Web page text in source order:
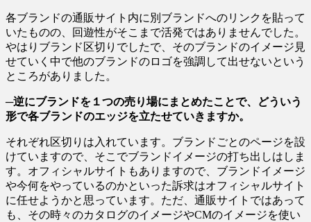
各ブランドの通販サイト内に別ブランドへのリンクを貼って
いたものの、回遊性がそこまで活発ではありませんでした。
やはりブランド区切りでしたで、そのブランドのイメージ見
せていく中で他のブランドのロゴを強調して出せないという
ところがありました。
─逆にブランドを１つの売り場にまとめたことで、どういう
形で各ブランドのエッジを立たせていきますか。
それぞれ区切りは入れています。ブランドごとのページを設
けていますので、そこでブランドイメージの打ち出しはしま
す。オフィシャルサイトもありますので、ブランドイメージ
や今何をやっているのかといった訴求はオフィシャルサイト
に任せようかと思っています。ただ、通販サイトではあって
も、その時々のカタログのイメージやCMのイメージを使い